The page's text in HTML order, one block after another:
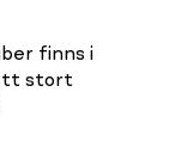
finns i
stort